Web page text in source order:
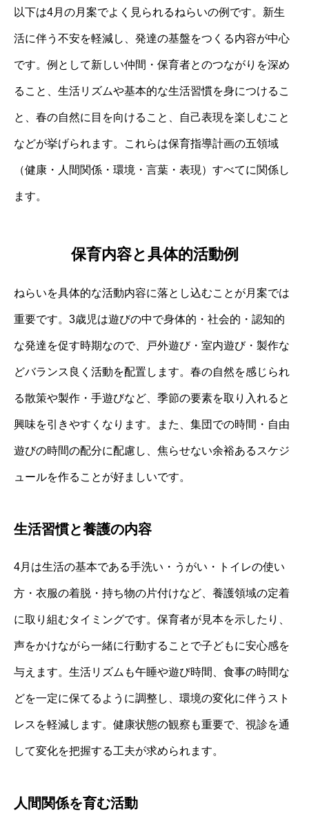
以下は4月の月案でよく見られるねらいの例です。新生
活に伴う不安を軽減し、発達の基盤をつくる内容が中心
です。例として新しい仲間・保育者とのつながりを深め
ること、生活リズムや基本的な生活習慣を身につけるこ
と、春の自然に目を向けること、自己表現を楽しむこと
などが挙げられます。これらは保育指導計画の五領域
（健康・人間関係・環境・言葉・表現）すべてに関係し
ます。
保育内容と具体的活動例
ねらいを具体的な活動内容に落とし込むことが月案では
重要です。3歳児は遊びの中で身体的・社会的・認知的
な発達を促す時期なので、戸外遊び・室内遊び・製作な
どバランス良く活動を配置します。春の自然を感じられ
る散策や製作・手遊びなど、季節の要素を取り入れると
興味を引きやすくなります。また、集団での時間・自由
遊びの時間の配分に配慮し、焦らせない余裕あるスケジ
ュールを作ることが好ましいです。
生活習慣と養護の内容
4月は生活の基本である手洗い・うがい・トイレの使い
方・衣服の着脱・持ち物の片付けなど、養護領域の定着
に取り組むタイミングです。保育者が見本を示したり、
声をかけながら一緒に行動することで子どもに安心感を
与えます。生活リズムも午睡や遊び時間、食事の時間な
どを一定に保てるように調整し、環境の変化に伴うスト
レスを軽減します。健康状態の観察も重要で、視診を通
して変化を把握する工夫が求められます。
人間関係を育む活動